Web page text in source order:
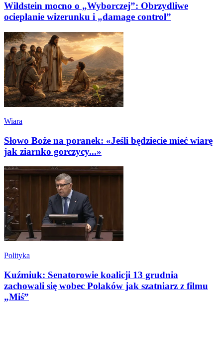
Wildstein mocno o „Wyborczej”: Obrzydliwe
ocieplanie wizerunku i „damage control”
Wiara
Słowo Boże na poranek: «Jeśli będziecie mieć wiarę
jak ziarnko gorczycy...»
Polityka
Kuźmiuk: Senatorowie koalicji 13 grudnia
zachowali się wobec Polaków jak szatniarz z filmu
„Miś”